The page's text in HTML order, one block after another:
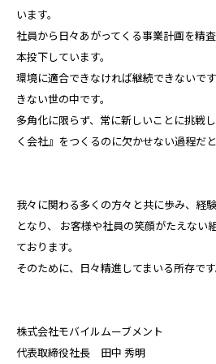
います。
社員から日々あがってくる事業計画を精
本投下しています。
環境に適合できなければ継続できないで
きない世の中です。
多角化に限らず、常に新しいことに挑戦し
く会社』をつくるのに欠かせない過程だと
我々に関わる多くの方々と共に歩み、経
となり、
お客様や社員の笑顔がたえない
ております。
そのために、日々精進してまいる所存です
株式会社モバイルムーブメント
代表取締役社長 田中 秀明